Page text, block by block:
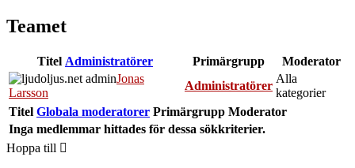
Teamet
Titel Administratörer Primärgrupp
Moderator
Jonas
Larsson
Administratörer
Alla
kategorier
Titel Globala moderatorer Primärgrupp Moderator
Inga medlemmar hittades för dessa sökkriterier.
Hoppa till